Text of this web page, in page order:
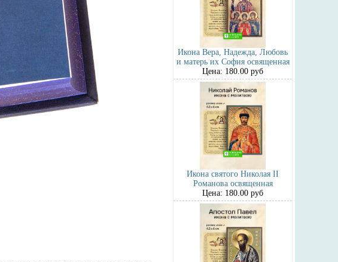
Икона Вера, Надежда, Любовь
и матерь их София освященная
Цена: 180.00 руб
Икона святого Николая II
Романова освященная
Цена: 180.00 руб